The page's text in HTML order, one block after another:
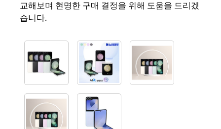
교해보며 현명한 구매 결정을 위해 도움을 드리겠
습니다.